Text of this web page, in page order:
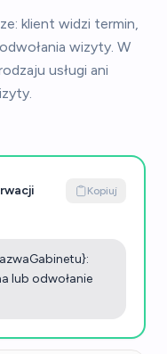
klient widzi termin,
wizyty. W
usługi ani
Kopiuj
lub odwołanie